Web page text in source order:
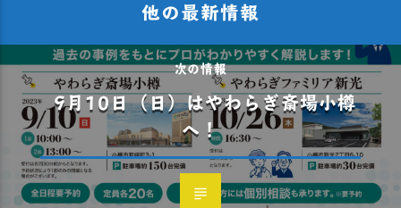
他の最新情報
次の情報
9月10日（日）はやわらぎ斎場小樽
へ！